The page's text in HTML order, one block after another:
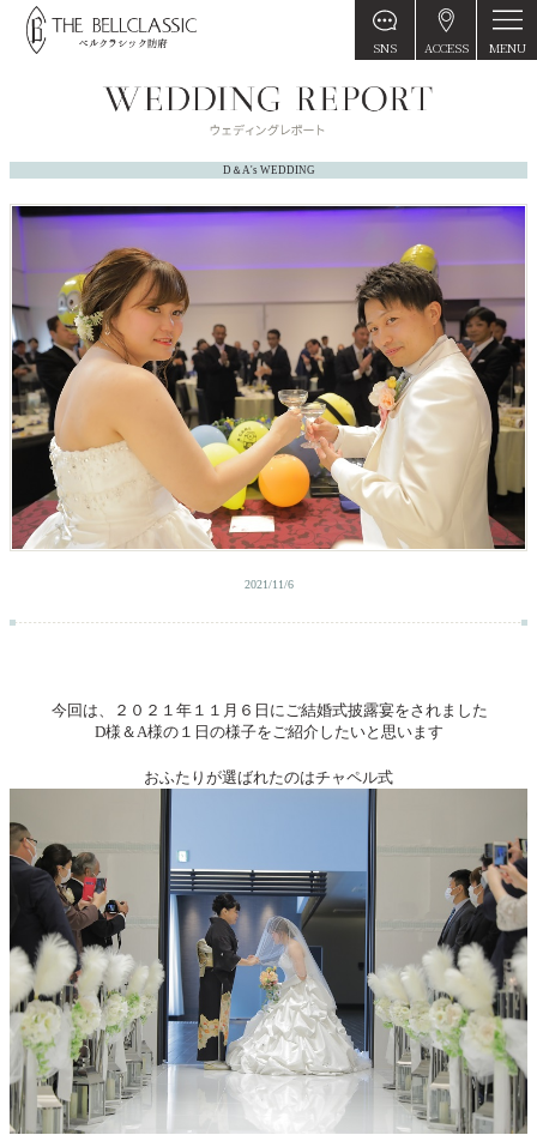
SNS ACCESS MENU
D＆A's WEDDING
2021/11/6
今回は、２０２１年１１月６日にご結婚式披露宴をされました
D様＆A様の１日の様子をご紹介したいと思います
おふたりが選ばれたのはチャペル式